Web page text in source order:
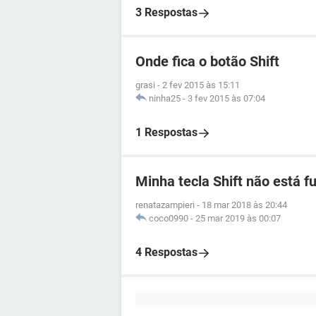
3 Respostas
Onde fica o botão Shift
grasi - 2 fev 2015 às 15:11
ninha25 - 3 fev 2015 às 07:04
1 Respostas
Minha tecla Shift não está
renatazampieri - 18 mar 2018 às 20:44
coco0990 - 25 mar 2019 às 00:07
4 Respostas